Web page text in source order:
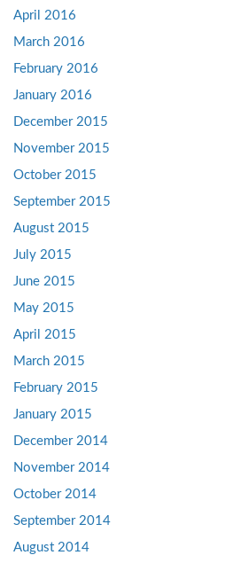
April 2016
March 2016
February 2016
January 2016
December 2015
November 2015
October 2015
September 2015
August 2015
July 2015
June 2015
May 2015
April 2015
March 2015
February 2015
January 2015
December 2014
November 2014
October 2014
September 2014
August 2014